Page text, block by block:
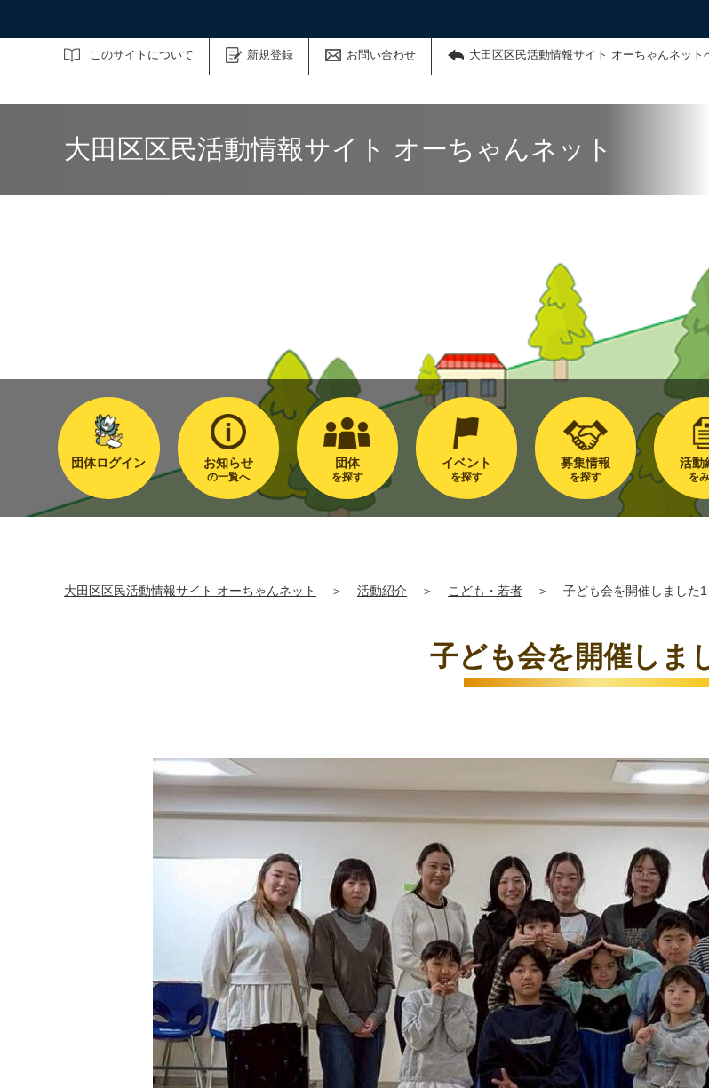
このサイトについて 新規登録 お問い合わせ 大田区区民活動情報サイト オーちゃんネット
サイト内検索
大田区区民活動情報サイト オーちゃんネット
団体ログイン お知らせ
の一覧へ
団体
を探す
イベント
を探す
募集情報
を探す
活動
を
大田区区民活動情報サイト オーちゃんネット ＞ 活動紹介 ＞ こども・若者 ＞ 子ども会を開催しました1
子ども会を開催しま